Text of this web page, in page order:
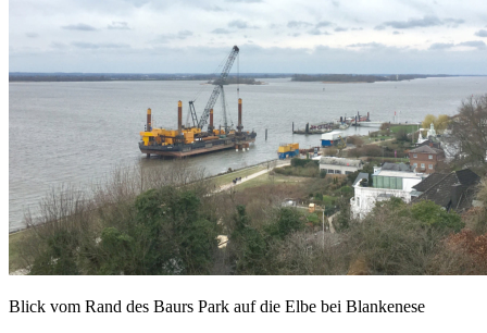
Blick vom Rand des Baurs Park auf die Elbe bei Blankenese